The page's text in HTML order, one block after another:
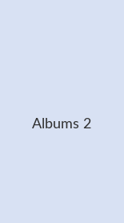
Albums 2